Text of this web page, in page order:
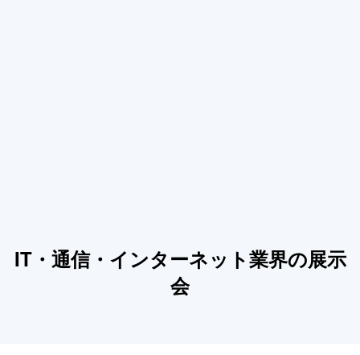
IT・通信・インターネット業界の展示
会